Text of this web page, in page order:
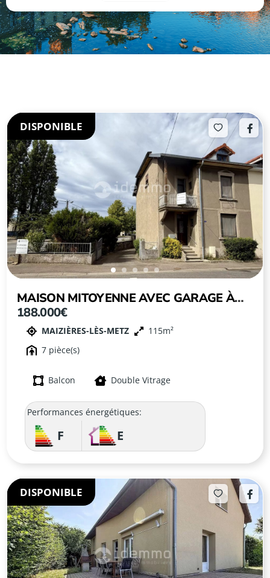
DISPONIBLE
MAISON MITOYENNE AVEC GARAGE À
PROXIMITÉ IMMÉDIATE DE LA GARE DE
MAIZIÈRES-LÈS-METZ
188.000€
MAIZIÈRES-LÈS-METZ
115
7
Balcon Double Vitrage
Performances énergétiques:
F E
DISPONIBLE